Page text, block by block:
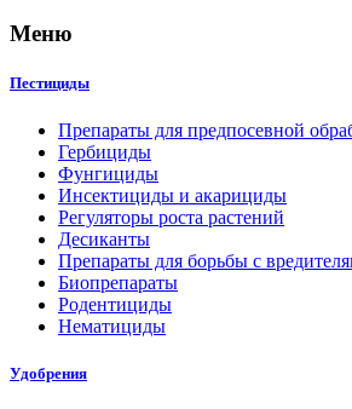
Меню
Пестициды
Препараты для предпосевной
Гербициды
Фунгициды
Инсектициды и акарициды
Регуляторы роста растений
Десиканты
Препараты для борьбы с
Биопрепараты
Родентициды
Нематициды
Удобрения